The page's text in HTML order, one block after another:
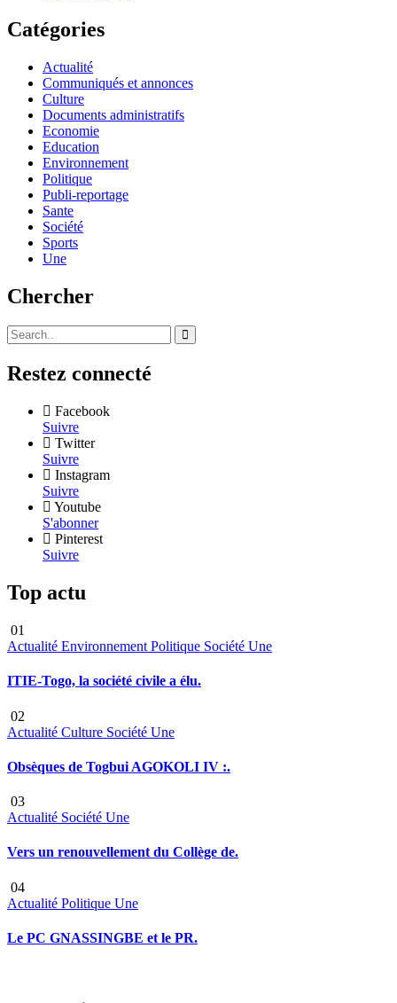
Catégories
Actualité
Communiqués et annonces
Culture
Documents administratifs
Economie
Education
Environnement
Politique
Publi-reportage
Sante
Société
Sports
Une
Chercher
Restez connecté
Facebook
Suivre
Twitter
Suivre
Instagram
Suivre
Youtube
S'abonner
Pinterest
Suivre
Top actu
01
Actualité Environnement Politique Société Une
ITIE-Togo, la société civile a élu.
02
Actualité Culture Société Une
Obsèques de Togbui AGOKOLI IV :.
03
Actualité Société Une
Vers un renouvellement du Collège de.
04
Actualité Politique Une
Le PC GNASSINGBE et le PR.